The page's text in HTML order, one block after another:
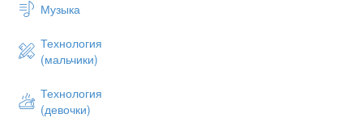
Музыка
Технология
(мальчики)
Технология
(девочки)